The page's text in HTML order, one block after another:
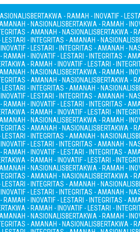
BERTAKWA - RAMAH - INOVATIF -
- NASIONALISBERTAKWA - RAMAH -
- AMANAH - NASIONALISBERTAKWA -
- INTEGRITAS - AMANAH - NASIONALIS
- LESTARI - INTEGRITAS - AMANAH -
RAMAH - INOVATIF - LESTARI - INTEGRITAS -
- RAMAH - INOVATIF - LESTARI -
- NASIONALISBERTAKWA - RAMAH -
- AMANAH - NASIONALISBERTAKWA -
- INTEGRITAS - AMANAH - NASIONALIS
- LESTARI - INTEGRITAS - AMANAH -
RAMAH - INOVATIF - LESTARI - INTEGRITAS -
- RAMAH - INOVATIF - LESTARI -
- NASIONALISBERTAKWA - RAMAH -
- AMANAH - NASIONALISBERTAKWA -
- INTEGRITAS - AMANAH - NASIONALIS
- LESTARI - INTEGRITAS - AMANAH -
RAMAH - INOVATIF - LESTARI - INTEGRITAS -
- RAMAH - INOVATIF - LESTARI -
- NASIONALISBERTAKWA - RAMAH -
- AMANAH - NASIONALISBERTAKWA -
- INTEGRITAS - AMANAH - NASIONALIS
- LESTARI - INTEGRITAS - AMANAH -
RAMAH - INOVATIF - LESTARI - INTEGRITAS -
- RAMAH - INOVATIF - LESTARI -
- NASIONALISBERTAKWA - RAMAH -
- AMANAH - NASIONALISBERTAKWA -